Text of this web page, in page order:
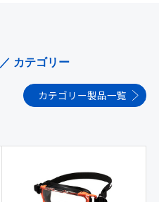
／ カテゴリー
カテゴリー製品一覧